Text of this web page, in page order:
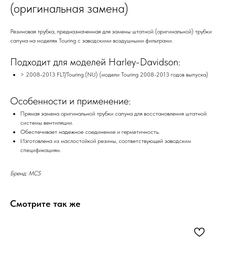
(оригинальная замена)
Резиновая трубка, предназначенная для замены штатной (оригинальной) трубки
сапуна на моделях Touring с заводскими воздушными фильтрами.
Подходит для моделей Harley-Davidson:
> 2008-2013 FLT/Touring (NU) (модели Touring 2008-2013 годов выпуска)
Особенности и применение:
Прямая замена оригинальной трубки сапуна для восстановления штатной
системы вентиляции.
Обеспечивает надежное соединение и герметичность.
Изготовлена из маслостойкой резины, соответствующей заводским
спецификациям.
Бренд: MCS
Смотрите так же